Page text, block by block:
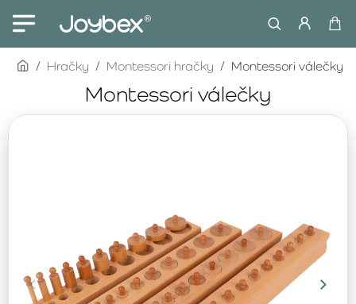
Montessori válečky
homeHračky Montessori hračky Montessori válečky